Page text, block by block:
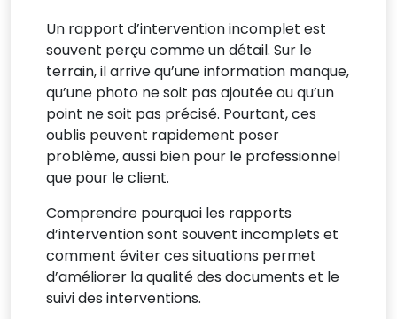
Un rapport d’intervention incomplet est
souvent perçu comme un détail. Sur le
terrain, il arrive qu’une information manque,
qu’une photo ne soit pas ajoutée ou qu’un
point ne soit pas précisé. Pourtant, ces
oublis peuvent rapidement poser
problème, aussi bien pour le professionnel
que pour le client.
Comprendre pourquoi les rapports
d’intervention sont souvent incomplets et
comment éviter ces situations permet
d’améliorer la qualité des documents et le
suivi des interventions.